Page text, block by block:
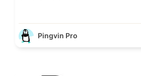
Pingvin Pro